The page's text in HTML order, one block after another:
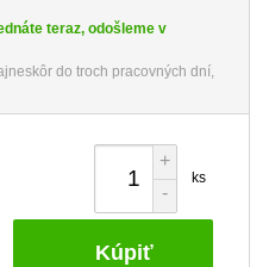
teraz, odošleme v
do troch pracovných dní,
-
+
ks
Kúpiť